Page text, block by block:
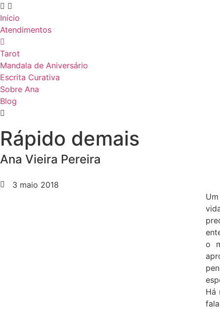
Início
Atendimentos
Tarot
Mandala de Aniversário
Escrita Curativa
Sobre Ana
Blog
Rápido demais
Ana Vieira Pereira
3 maio 2018
o
Há